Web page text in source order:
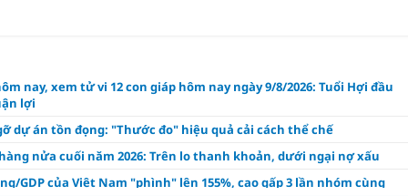
nay, xem tử vi 12 con giáp hôm nay ngày 9/8/2026: Tuổi Hợi đầu
lợi
dự án tồn đọng: "Thước đo" hiệu quả cải cách thể chế
nửa cuối năm 2026: Trên lo thanh khoản, dưới ngại nợ xấu
GDP của Việt Nam "phình" lên 155%, cao gấp 3 lần nhóm cùng